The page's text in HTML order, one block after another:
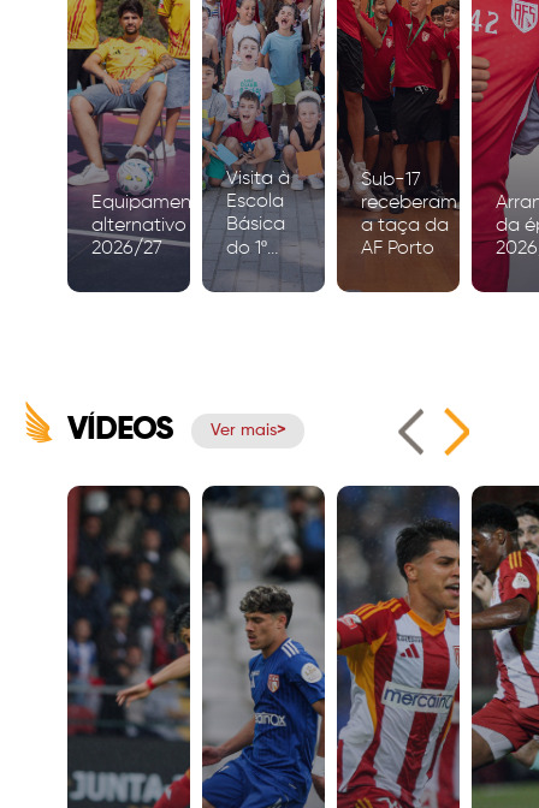
Equipamento
alternativo
2026/27
Visita à
Escola
Básica
do 1º
Ciclo de
Igreja
Sub-17
receberam
a taça da
AF Porto
da
VÍDEOS Ver mais